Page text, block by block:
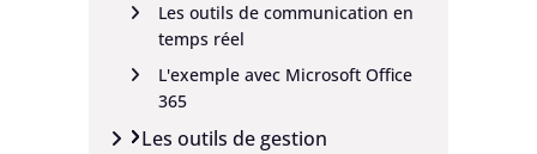
Les outils de communication en
temps réel
L'exemple avec Microsoft Office
365
Les outils de gestion